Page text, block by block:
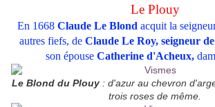
Le Plouy
En 1668 Claude Le Blond acquit la
autres fiefs, de Claude Le Roy, seigneur
son épouse Catherine d'Acheux,
Le Blond du Plouy: d'azur au chevron
trois roses de même.